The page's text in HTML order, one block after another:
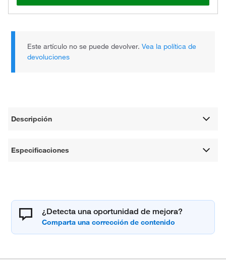
Este artículo no se puede devolver.Vea la política de
devoluciones
Descripción
Especificaciones
¿Detecta una oportunidad de mejora?